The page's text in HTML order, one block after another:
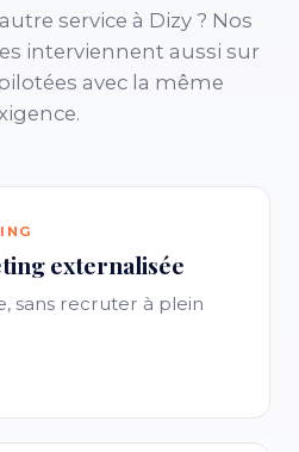
service à Dizy ? Nos
interviennent aussi sur
avec la même
externalisée
sans recruter à plein